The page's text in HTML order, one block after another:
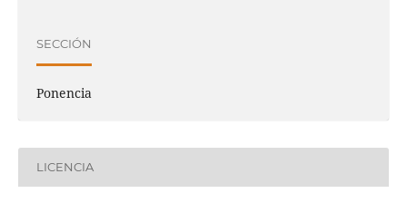
SECCIÓN
Ponencia
LICENCIA